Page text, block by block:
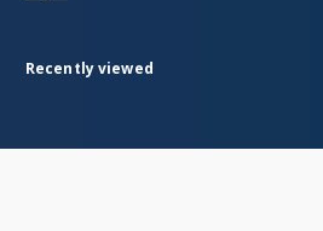
Recently viewed